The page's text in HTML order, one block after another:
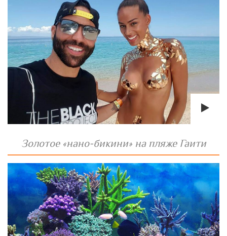
Золотое «нано-бикини» на пляже Гаити